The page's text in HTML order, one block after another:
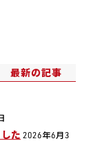
最新の記事
た 2026年6月3